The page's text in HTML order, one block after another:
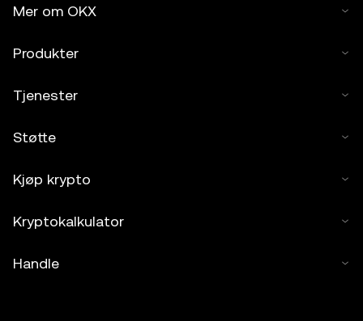
Mer om OKX
Produkter
Tjenester
Støtte
Kjøp krypto
Kryptokalkulator
Handle